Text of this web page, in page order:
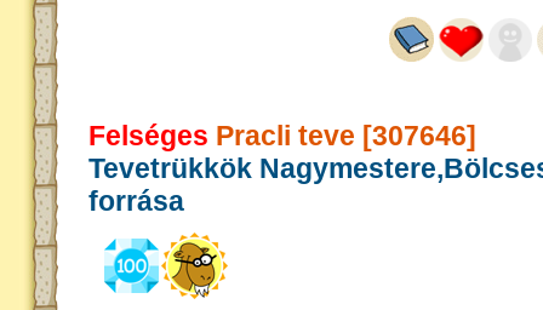
Felséges Pracli teve [307646]
Tevetrükkök
forrása